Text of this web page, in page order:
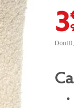
3,95
Dont